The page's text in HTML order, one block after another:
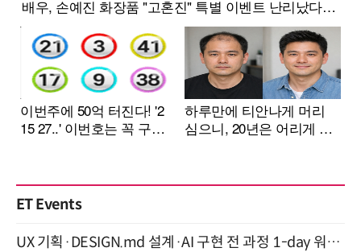
ET Events
UX 기획·DESIGN.md 설계·AI 구현 전 과정 1-day 워크숍 with Claude Code·Codex 9월 15일 개최